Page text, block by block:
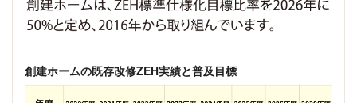
創建ホームの既存改修ZEH実績と普及目標